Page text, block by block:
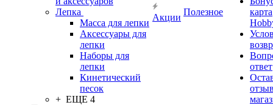
Лепка
Масса для лепки
Аксессуары для
лепки
Наборы для
лепки
Кинетический
песок
+ ЕЩЕ 4
Акции
Полезное
карта
ответ